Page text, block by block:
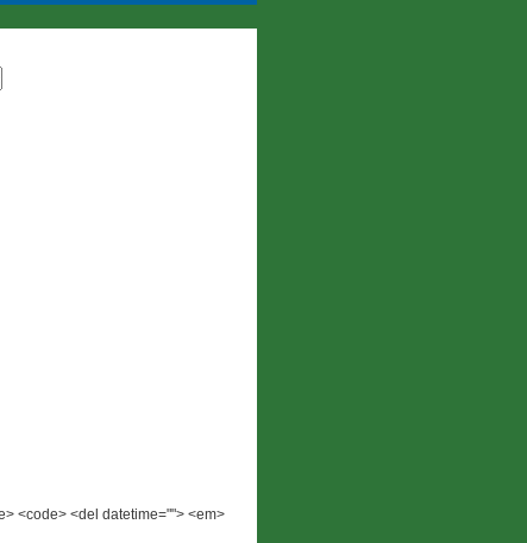
<code> <del datetime=""> <em>